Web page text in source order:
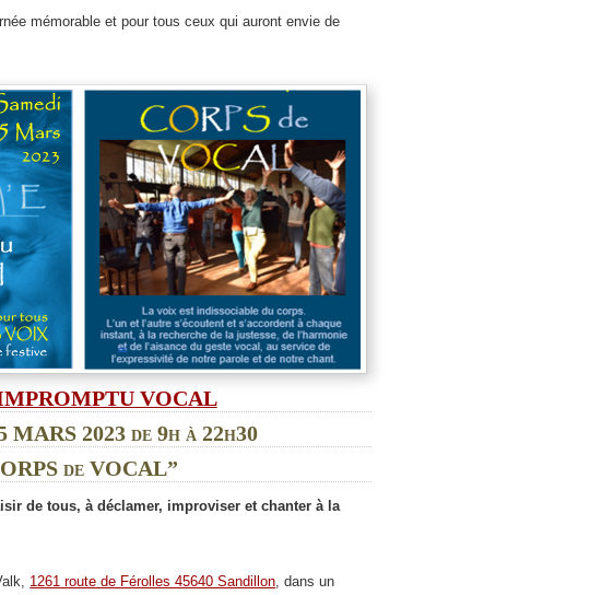
mémorable et pour tous ceux qui auront envie de
IMPROMPTU VOCAL
MARS 2023 de 9h à 22h30
de VOCAL”
de tous, à déclamer, improviser et chanter à la
1261 route de Férolles 45640 Sandillon, dans un